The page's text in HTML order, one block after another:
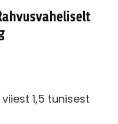
1,5 tunisest